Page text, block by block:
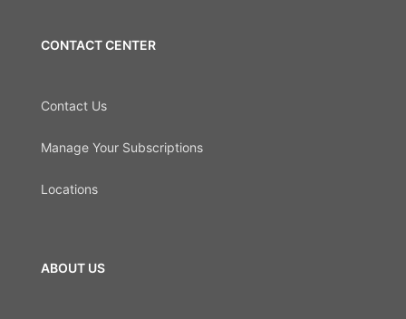
CONTACT CENTER
Contact Us
Manage Your Subscriptions
Locations
ABOUT US